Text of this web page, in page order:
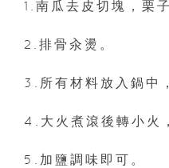
1.南瓜去皮切塊，栗
2.排骨汆燙。
3.所有材料放入鍋中
4.大火煮滾後轉小火
5.加鹽調味即可。